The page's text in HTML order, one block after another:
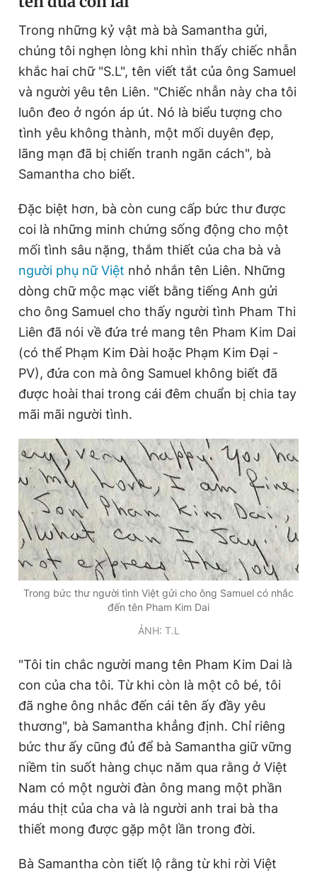
Trong những kỷ vật mà bà Samantha gửi,
chúng tôi nghẹn lòng khi nhìn thấy chiếc nhẫn
khắc hai chữ "S.L", tên viết tắt của ông Samuel
và người yêu tên Liên. "Chiếc nhẫn này cha tôi
luôn đeo ở ngón áp út. Nó là biểu tượng cho
tình yêu không thành, một mối duyên đẹp,
lãng mạn đã bị chiến tranh ngăn cách", bà
Samantha cho biết.
Đặc biệt hơn, bà còn cung cấp bức thư được
coi là những minh chứng sống động cho một
mối tình sâu nặng, thắm thiết của cha bà và
người phụ nữ Việt nhỏ nhắn tên Liên. Những
dòng chữ mộc mạc viết bằng tiếng Anh gửi
cho ông Samuel cho thấy người tình Pham Thi
Liên đã nói về đứa trẻ mang tên Pham Kim Dai
(có thể Phạm Kim Đài hoặc Phạm Kim Đại -
PV), đứa con mà ông Samuel không biết đã
được hoài thai trong cái đêm chuẩn bị chia tay
mãi mãi người tình.
Trong bức thư người tình Việt gửi cho ông Samuel có nhắc
đến tên Pham Kim Dai
ẢNH: T.L
"Tôi tin chắc người mang tên Pham Kim Dai là
con của cha tôi. Từ khi còn là một cô bé, tôi
đã nghe ông nhắc đến cái tên ấy đầy yêu
thương", bà Samantha khẳng định. Chỉ riêng
bức thư ấy cũng đủ để bà Samantha giữ vững
niềm tin suốt hàng chục năm qua rằng ở Việt
Nam có một người đàn ông mang một phần
máu thịt của cha và là người anh trai bà tha
thiết mong được gặp một lần trong đời.
Bà Samantha còn tiết lộ rằng từ khi rời Việt